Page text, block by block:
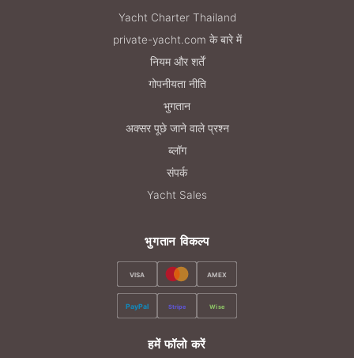
Yacht Charter Thailand
private-yacht.com के बारे में
नियम और शर्तें
गोपनीयता नीति
भुगतान
अक्सर पूछे जाने वाले प्रश्न
ब्लॉग
संपर्क
Yacht Sales
भुगतान विकल्प
VISA AMEX
PayPal Stripe Wise
हमें फॉलो करें